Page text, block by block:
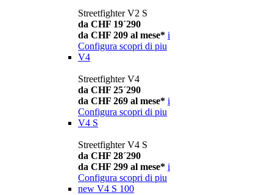
Streetfighter V2 S
da CHF 19´290
da CHF 209 al mese* i
Configura scopri di piu
V4
Streetfighter V4
da CHF 25´290
da CHF 269 al mese* i
Configura scopri di piu
V4 S
Streetfighter V4 S
da CHF 28´290
da CHF 299 al mese* i
Configura scopri di piu
new V4 S 100